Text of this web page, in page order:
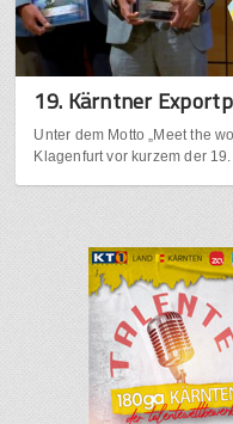
19. Kärntner
Unter dem Motto „Meet the
Klagenfurt vor kurzem der